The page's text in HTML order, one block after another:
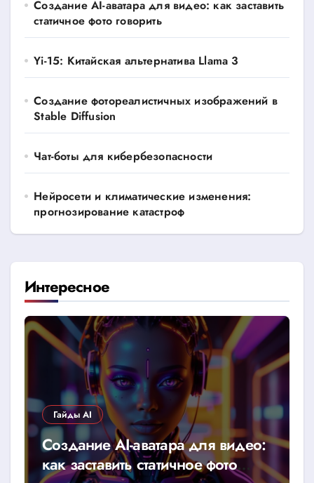
Создание AI-аватара для видео: как заставить
статичное фото говорить
Yi-15: Китайская альтернатива Llama 3
Создание фотореалистичных изображений в
Stable Diffusion
Чат-боты для кибербезопасности
Нейросети и климатические изменения:
прогнозирование катастроф
Интересное
Гайды AI
Создание AI-аватара для видео:
как заставить статичное фото